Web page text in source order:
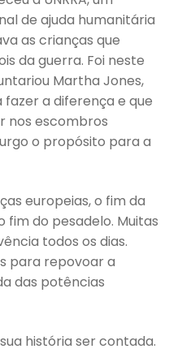
de ajuda humanitária
as crianças que
da guerra. Foi neste
Martha Jones,
fazer a diferença e que
nos escombros
o propósito para a
europeias, o fim da
fim do pesadelo. Muitas
todos os dias.
para repovoar a
das potências
história ser contada.